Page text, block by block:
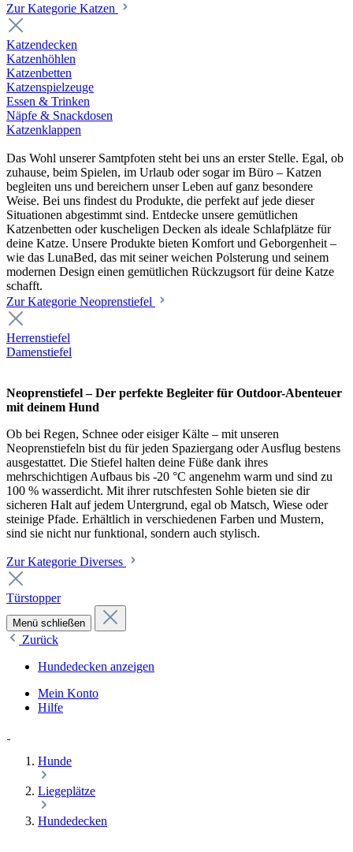
Zur Kategorie Katzen
Katzendecken
Katzenhöhlen
Katzenbetten
Katzenspielzeuge
Essen & Trinken
Näpfe & Snackdosen
Katzenklappen
Das Wohl unserer Samtpfoten steht bei uns an erster Stelle. Egal, ob
zuhause, beim Spielen, im Urlaub oder sogar im Büro – Katzen
begleiten uns und bereichern unser Leben auf ganz besondere
Weise. Bei uns findest du Produkte, die perfekt auf jede dieser
Situationen abgestimmt sind. Entdecke unsere gemütlichen
Katzenbetten oder kuscheligen Decken als ideale Schlafplätze für
deine Katze. Unsere Produkte bieten Komfort und Geborgenheit –
wie das LunaBed, das mit seiner weichen Polsterung und seinem
modernen Design einen gemütlichen Rückzugsort für deine Katze
schafft.
Zur Kategorie Neoprenstiefel
Herrenstiefel
Damenstiefel
Neoprenstiefel – Der perfekte Begleiter für Outdoor-Abenteuer
mit deinem Hund
Ob bei Regen, Schnee oder eisiger Kälte – mit unseren
Neoprenstiefeln bist du für jeden Spaziergang oder Ausflug bestens
ausgestattet. Die Stiefel halten deine Füße dank ihres
mehrschichtigen Aufbaus bis -20 °C angenehm warm und sind zu
100 % wasserdicht. Mit ihrer rutschfesten Sohle bieten sie dir
sicheren Halt auf jedem Untergrund, egal ob Matsch, Wiese oder
steinige Pfade. Erhältlich in verschiedenen Farben und Mustern,
sind sie nicht nur funktional, sondern auch stylisch.
Zur Kategorie Diverses
Türstopper
Menü schließen
Zurück
Hundedecken anzeigen
Mein Konto
Hilfe
Hunde
Liegeplätze
Hundedecken